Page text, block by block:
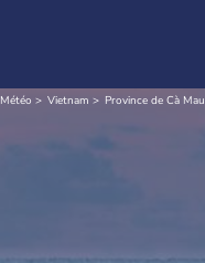
Météo Vietnam Province de Cà Mau